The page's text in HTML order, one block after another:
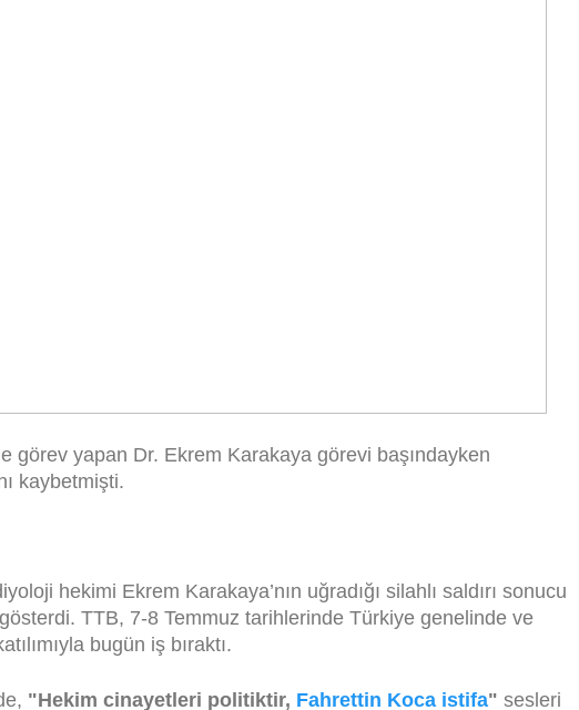
görev yapan Dr. Ekrem Karakaya görevi başındayken
kaybetmişti.
hekimi Ekrem Karakaya’nın uğradığı silahlı saldırı sonucu
TTB, 7-8 Temmuz tarihlerinde Türkiye genelinde ve
bugün iş bıraktı.
"Hekim cinayetleri politiktir, Fahrettin Koca istifa" sesleri